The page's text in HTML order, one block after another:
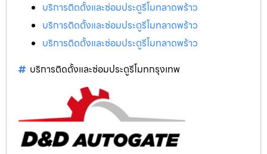
บริการติดตั้งและซ่อมประตูรีโมทลาดพร้าว
บริการติดตั้งและซ่อมประตูรีโมทลาดพร้าว
บริการติดตั้งและซ่อมประตูรีโมทลาดพร้าว
บริการติดตั้งและซ่อมประตูรีโมทกรุงเทพ